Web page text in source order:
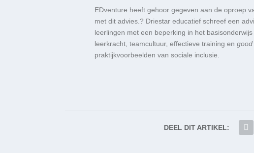
EDventure heeft gehoor gegeven aan de oproep
met dit advies.? Driestar educatief schreef een
leerlingen met een beperking in het
leerkracht, teamcultuur, effectieve training en good
praktijkvoorbeelden van sociale inclusie.
DEEL DIT ARTIKEL: